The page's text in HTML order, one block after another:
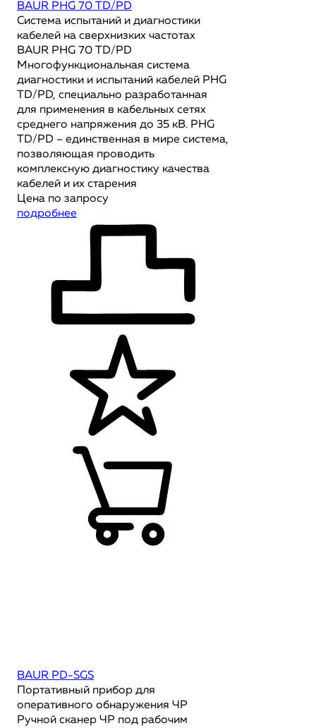
BAUR PHG 70 TD/PD
Система испытаний и диагностики
кабелей на сверхнизких частотах
BAUR PHG 70 TD/PD
Многофункциональная система
диагностики и испытаний кабелей PHG
TD/PD, специально разработанная
для применения в кабельных сетях
среднего напряжения до 35 кВ. PHG
TD/PD – единственная в мире система,
позволяющая проводить
комплексную диагностику качества
кабелей и их старения
Цена по запросу
подробнее
BAUR PD-SGS
Портативный прибор для
оперативного обнаружения ЧР
Ручной сканер ЧР под рабочим